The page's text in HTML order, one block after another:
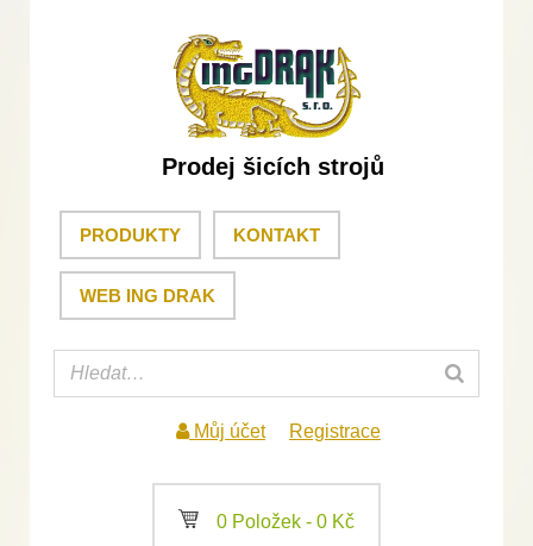
Prodej šicích strojů
PRODUKTY KONTAKT
WEB ING DRAK
Můj účet Registrace
a 0 Položek - 0 Kč